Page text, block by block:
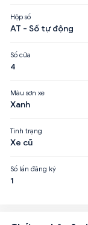
Hộp số
AT - Số tự động
Số cửa
4
Màu sơn xe
Xanh
Tình trạng
Xe cũ
Số lần đăng ký
1